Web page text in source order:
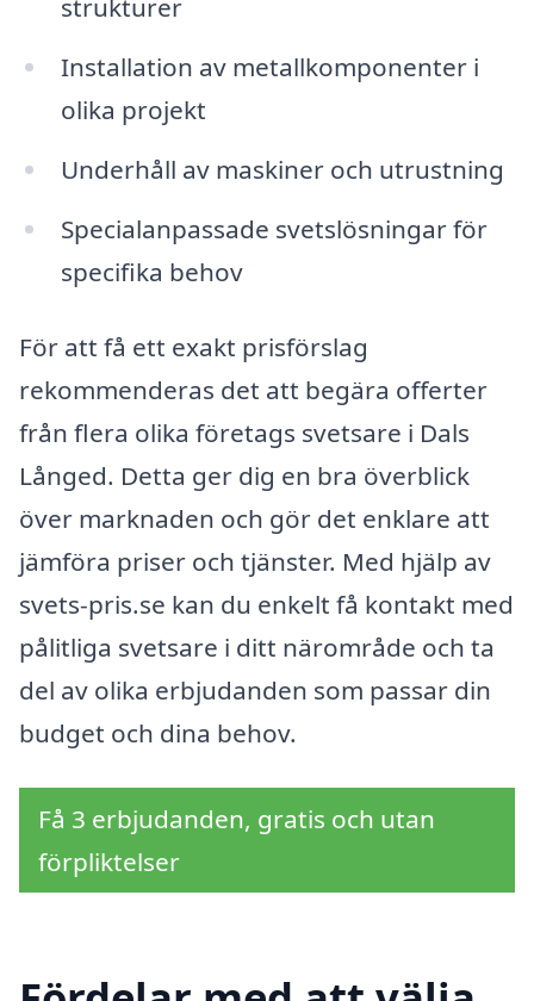
strukturer
Installation av metallkomponenter i
olika projekt
Underhåll av maskiner och utrustning
Specialanpassade svetslösningar för
specifika behov
För att få ett exakt prisförslag
rekommenderas det att begära offerter
från flera olika företags svetsare i Dals
Långed. Detta ger dig en bra överblick
över marknaden och gör det enklare att
jämföra priser och tjänster. Med hjälp av
svets-pris.se kan du enkelt få kontakt med
pålitliga svetsare i ditt närområde och ta
del av olika erbjudanden som passar din
budget och dina behov.
Få 3 erbjudanden, gratis och utan
förpliktelser